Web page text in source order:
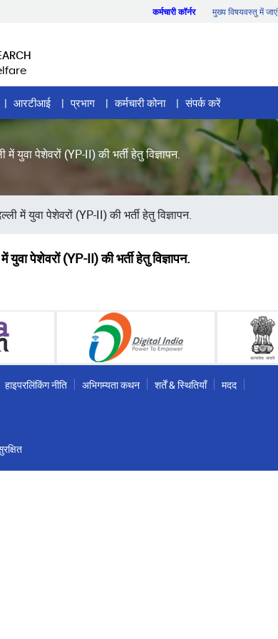
कर्मचारी कॉर्नर मुख्य विषयवस्तु में जाएं
आरटीआई प्रभाग कर्मचारी कोना संपर्क करें
पेशेवरों (YP-II) की भर्ती हेतु विज्ञापन.
युवा पेशेवरों (YP-II) की भर्ती हेतु विज्ञापन.
पेशेवरों (YP-II) की भर्ती हेतु विज्ञापन.
हाइपरलिंकिंग नीति अभिगम्यता कथन शर्तें & स्थितियाँ
मदद